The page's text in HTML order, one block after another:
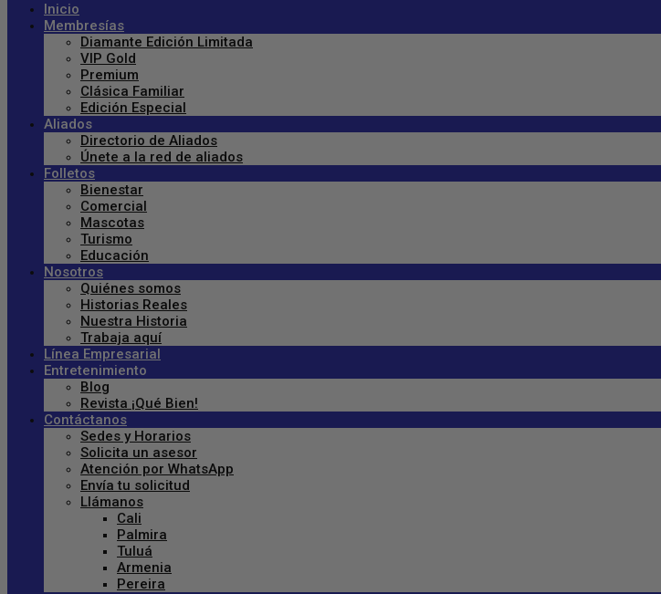
Inicio
Membresías
Diamante Edición Limitada
VIP Gold
Premium
Clásica Familiar
Edición Especial
Aliados
Directorio de Aliados
Únete a la red de aliados
Folletos
Bienestar
Comercial
Mascotas
Turismo
Educación
Nosotros
Quiénes somos
Historias Reales
Nuestra Historia
Trabaja aquí
Línea Empresarial
Entretenimiento
Blog
Revista ¡Qué Bien!
Contáctanos
Sedes y Horarios
Solicita un asesor
Atención por WhatsApp
Envía tu solicitud
Llámanos
Cali
Palmira
Tuluá
Armenia
Pereira